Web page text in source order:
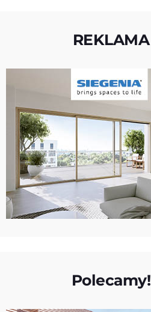
REKLAMA
Polecamy!